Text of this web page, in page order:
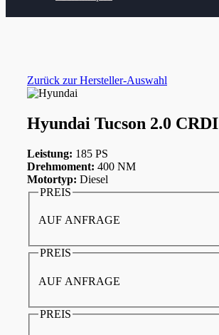
Zurück zur Hersteller-Auswahl
Hyundai Tucson 2.0 CRDI
Leistung: 185 PS
Drehmoment: 400 NM
Motortyp: Diesel
PREIS
AUF ANFRAGE
PREIS
AUF ANFRAGE
PREIS